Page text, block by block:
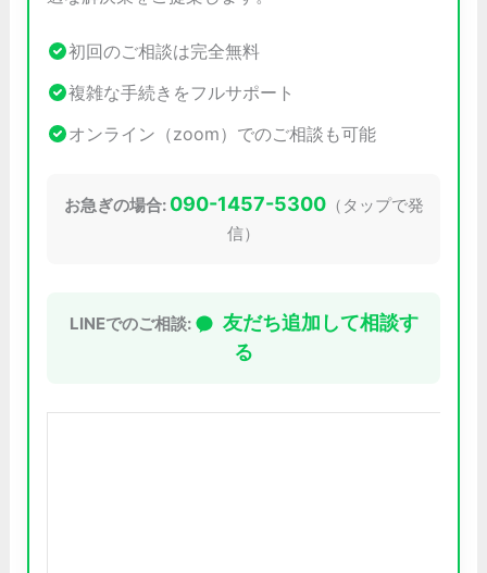
初回のご相談は完全無料
複雑な手続きをフルサポート
オンライン（zoom）でのご相談も可能
お急ぎの場合: 090-1457-5300（タップで発
信）
LINEでのご相談:
友だち追加して相談す
る